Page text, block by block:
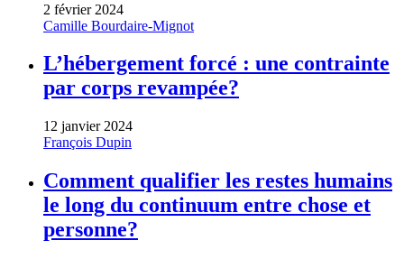
2 février 2024
Camille Bourdaire-Mignot
L’hébergement forcé : une contrainte
par corps revampée?
12 janvier 2024
François Dupin
Comment qualifier les restes humains
le long du continuum entre chose et
personne?